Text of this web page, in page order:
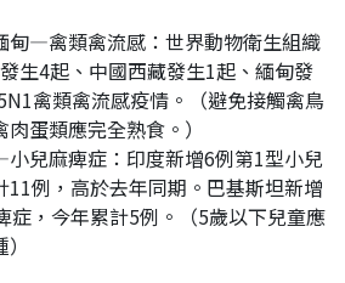
甸—禽類禽流感：世界動物衛生組織
生4起、中國西藏發生1起、緬甸發
禽類禽流感疫情。（避免接觸禽鳥
蛋類應完全熟食。）
兒麻痺症：印度新增6例第1型小兒
11例，高於去年同期。巴基斯坦新增
症，今年累計5例。（5歲以下兒童應